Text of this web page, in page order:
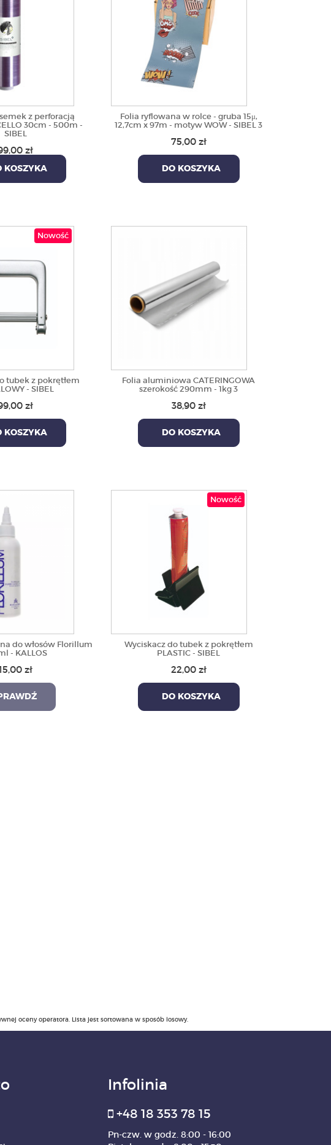
z perforacją
30cm - 500m -
SIBEL
zł
KOSZYKA
Folia ryflowana w rolce - gruba 15μ,
12,7cm x 97m - motyw WOW - SIBEL 3
75,00 zł
DO KOSZYKA
Nowość
tubek z pokrętłem
- SIBEL
zł
KOSZYKA
Folia aluminiowa CATERINGOWA
szerokość 290mm - 1kg 3
38,90 zł
DO KOSZYKA
do włosów Florillum
- KALLOS
zł
Nowość
Wyciskacz do tubek z pokrętłem
PLASTIC - SIBEL
22,00 zł
DO KOSZYKA
oceny operatora. Lista jest sortowana w sposób losowy.
Infolinia
+48 18 353 78 15
Pn-czw. w godz. 8:00 - 16:00